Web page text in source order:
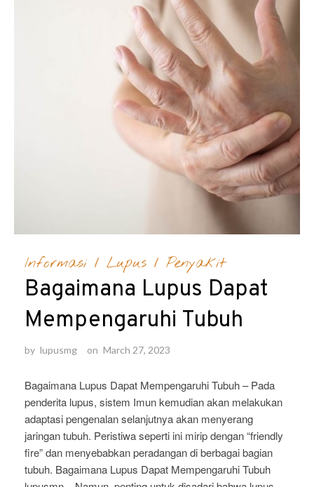
Informasi / Lupus / Penyakit
Bagaimana Lupus Dapat
Mempengaruhi Tubuh
by lupusmg on March 27, 2023
Bagaimana Lupus Dapat Mempengaruhi Tubuh – Pada
penderita lupus, sistem Imun kemudian akan melakukan
adaptasi pengenalan selanjutnya akan menyerang
jaringan tubuh. Peristiwa seperti ini mirip dengan “friendly
fire” dan menyebabkan peradangan di berbagai bagian
tubuh. Bagaimana Lupus Dapat Mempengaruhi Tubuh